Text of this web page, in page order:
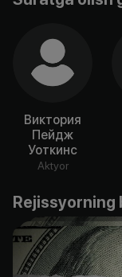
Виктория
Пейдж
Уоткинс
Aktyor
Rejissyorning